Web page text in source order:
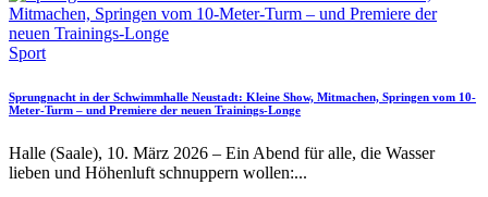
Sport
Sprungnacht in der Schwimmhalle Neustadt: Kleine Show, Mitmachen, Springen vom 10-
Meter-Turm – und Premiere der neuen Trainings-Longe
Halle (Saale), 10. März 2026 – Ein Abend für alle, die Wasser
lieben und Höhenluft schnuppern wollen:...